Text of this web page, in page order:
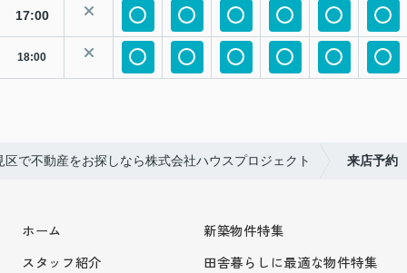
17:00
18:00
区で不動産をお探しなら株式会社ハウスプロジェクト 来店予約
ホーム
スタッフ紹介
新築物件特集
田舎暮らしに最適な物件特集